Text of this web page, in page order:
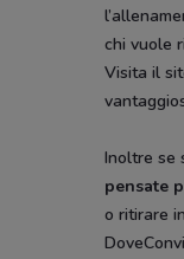
chi vuole
Visita il
Inoltre se
pensate
o ritirare